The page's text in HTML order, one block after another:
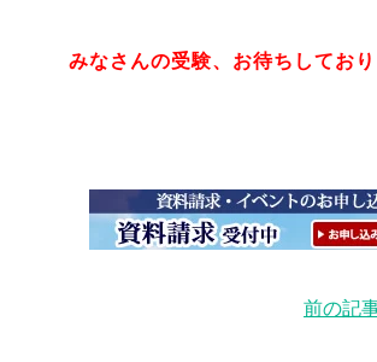
みなさんの受験、お待ちしており
前の記